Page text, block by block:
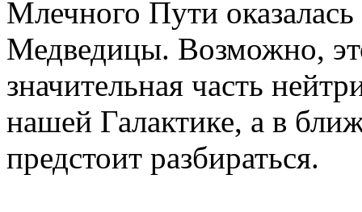
Млечного Пути
Медведицы. Возможно,
значительная часть
нашей Галактике, а в
предстоит разбираться.